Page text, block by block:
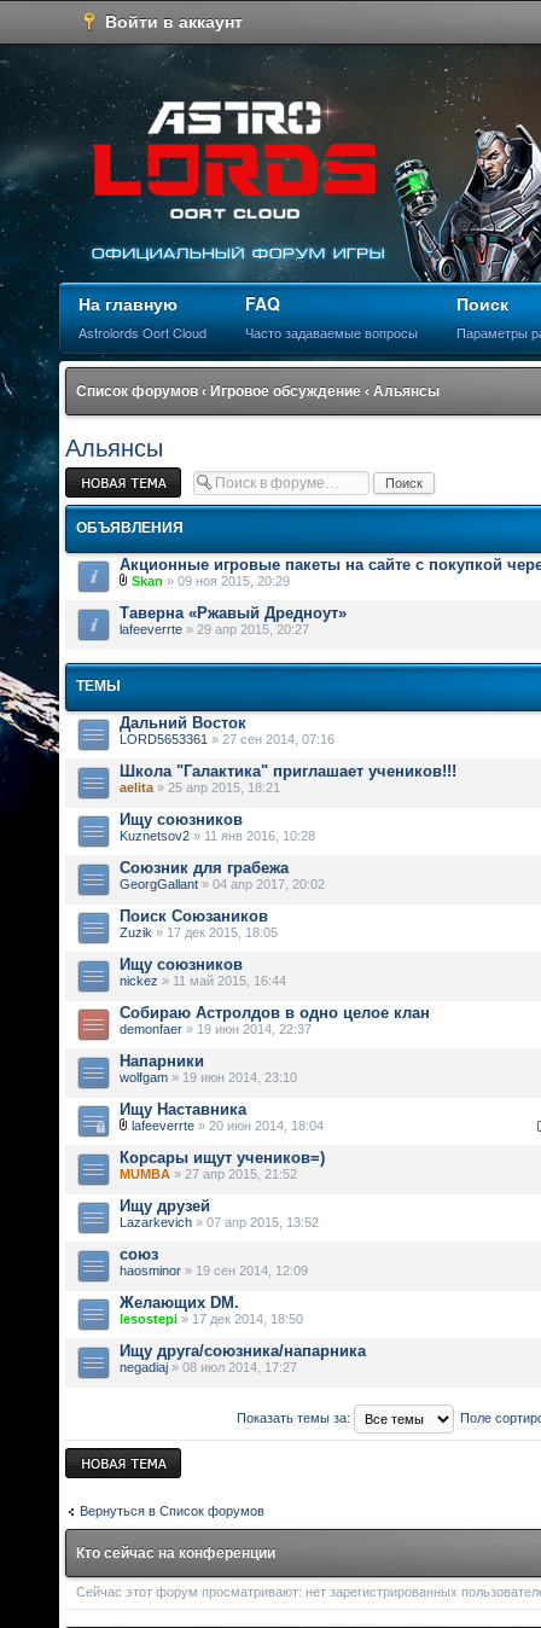
Войти в аккаунт
На главную
Astrolords Oort Cloud
FAQ
Часто задаваемые вопросы
Поиск
Параметры
Список форумов ‹ Игровое обсуждение ‹ Альянсы
Альянсы
Новая тема
ОБЪЯВЛЕНИЯ
Акционные игровые пакеты на сайте с покупкой
Skan » 09 ноя 2015, 20:29
Таверна «Ржавый Дредноут»
lafeeverrte » 29 апр 2015, 20:27
ТЕМЫ
Дальний Восток
LORD5653361 » 27 сен 2014, 07:16
Школа "Галактика" приглашает учеников!!!
aelita » 25 апр 2015, 18:21
Ищу союзников
Kuznetsov2 » 11 янв 2016, 10:28
Союзник для грабежа
GeorgGallant » 04 апр 2017, 20:02
Поиск Союзаников
Zuzik » 17 дек 2015, 18:05
Ищу союзников
nickez » 11 май 2015, 16:44
Собираю Астролдов в одно целое клан
demonfaer » 19 июн 2014, 22:37
Напарники
wolfgam » 19 июн 2014, 23:10
Ищу Наставника
lafeeverrte » 20 июн 2014, 18:04
Корсары ищут учеников=)
MUMBA » 27 апр 2015, 21:52
Ищу друзей
Lazarkevich » 07 апр 2015, 13:52
союз
haosminor » 19 сен 2014, 12:09
Желающих DM.
lesostepi » 17 дек 2014, 18:50
Ищу друга/союзника/напарника
negadiaj » 08 июл 2014, 17:27
Показать темы за: Поле
Новая тема
Вернуться в Список форумов
Кто сейчас на конференции
Сейчас этот форум просматривают: нет зарегистрированных